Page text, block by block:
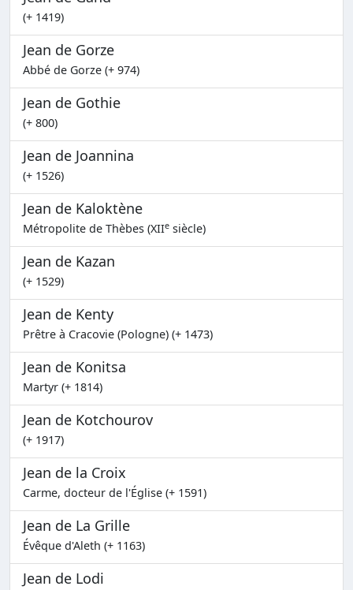
(+ 1419)
Jean de Gorze
Abbé de Gorze (+ 974)
Jean de Gothie
(+ 800)
Jean de Joannina
(+ 1526)
Jean de Kaloktène
Métropolite de Thèbes (XIIe siècle)
Jean de Kazan
(+ 1529)
Jean de Kenty
Prêtre à Cracovie (Pologne) (+ 1473)
Jean de Konitsa
Martyr (+ 1814)
Jean de Kotchourov
(+ 1917)
Jean de la Croix
Carme, docteur de l'Église (+ 1591)
Jean de La Grille
Évêque d'Aleth (+ 1163)
Jean de Lodi